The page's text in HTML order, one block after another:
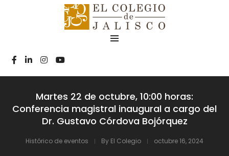
Martes 22 de octubre, 10:00 horas:
Conferencia magistral inaugural a cargo del
Dr. Gustavo Córdova Bojórquez
Histórico de eventos By El Colegio octubre 16, 2024